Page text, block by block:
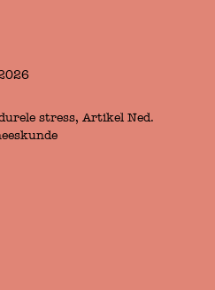
stress, Artikel Ned.